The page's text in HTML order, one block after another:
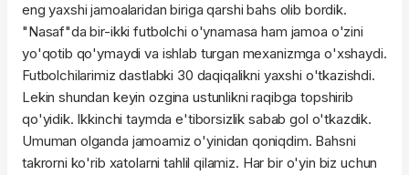
eng yaxshi jamoalaridan biriga qarshi bahs olib bordik.
"Nasaf"da bir-ikki futbolchi o'ynamasa ham jamoa o'zini
yo'qotib qo'ymaydi va ishlab turgan mexanizmga o'xshaydi.
Futbolchilarimiz dastlabki 30 daqiqalikni yaxshi o'tkazishdi.
Lekin shundan keyin ozgina ustunlikni raqibga topshirib
qo'yidik. Ikkinchi taymda e'tiborsizlik sabab gol o'tkazdik.
Umuman olganda jamoamiz o'yinidan qoniqdim. Bahsni
takrorni ko'rib xatolarni tahlil qilamiz. Har bir o'yin biz uchun